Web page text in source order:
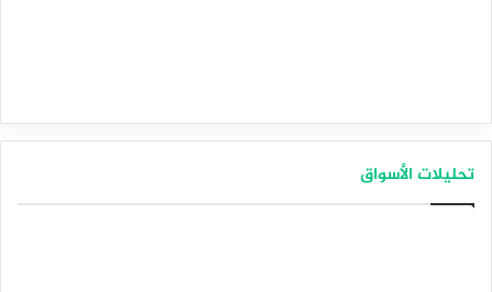
تحليلات الأسواق